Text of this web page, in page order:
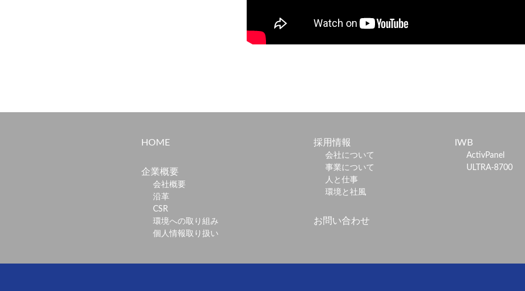
HOME
企業概要
会社概要
沿革
CSR
環境への取り組み
個人情報取り扱い
採用情報
会社について
事業について
人と仕事
環境と社風
お問い合わせ
IWB
ActivPanel
ULTRA-8700